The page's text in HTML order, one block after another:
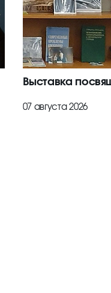
Выставка
07 августа 2026